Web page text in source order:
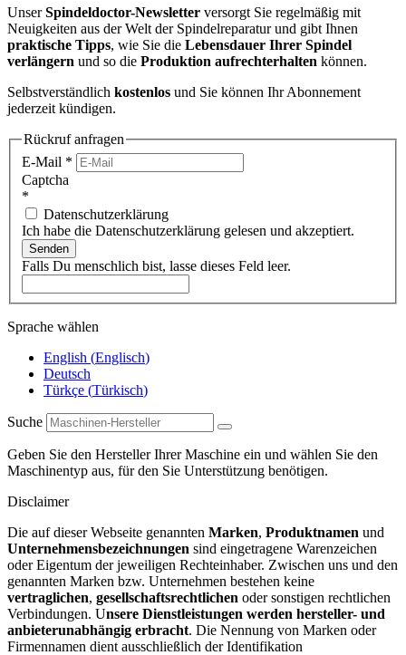
UnserSpindeldoctor-Newsletter versorgt Sie regelmäßig mit
Neuigkeiten aus der Welt der Spindelreparatur und gibt Ihnen
praktische Tipps, wie Sie die Lebensdauer Ihrer Spindel
verlängern und so die Produktion aufrechterhalten können.
Selbstverständlich kostenlos und Sie können Ihr Abonnement
jederzeit kündigen.
Rückruf anfragen
E-Mail *
Captcha
*
Datenschutzerklärung
Ich habe die Datenschutzerklärung gelesen und akzeptiert.
Senden
Falls Du menschlich bist, lasse dieses Feld leer.
Sprache wählen
English (Englisch)
Deutsch
Türkçe (Türkisch)
Suche
Geben Sie den Hersteller Ihrer Maschine ein und wählen Sie den
Maschinentyp aus, für den Sie Unterstützung benötigen.
Disclaimer
Die auf dieser Webseite genannten Marken, Produktnamen und
Unternehmensbezeichnungen sind eingetragene Warenzeichen
oder Eigentum der jeweiligen Rechteinhaber. Zwischen uns und den
genannten Marken bzw. Unternehmen bestehen keine
vertraglichen, gesellschaftsrechtlichen oder sonstigen rechtlichen
Verbindungen. Unsere Dienstleistungen werden hersteller- und
anbieterunabhängig erbracht. Die Nennung von Marken oder
Firmennamen dient ausschließlich der Identifikation